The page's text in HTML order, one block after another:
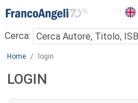
Menu
Cerca:
Main content
Home login
LOGIN